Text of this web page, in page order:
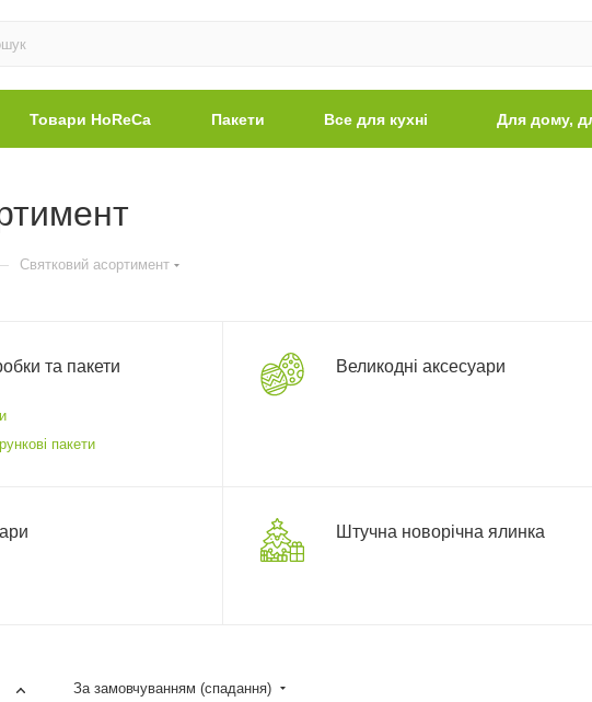
Товари HoReCa Пакети Все для кухні Для дому,
Святковий асортимент
та пакети
пакети
Великодні аксесуари
Штучна новорічна ялинка
За замовчуванням (спадання)